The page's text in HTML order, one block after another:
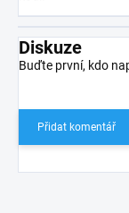
Diskuze
Buďte první, kdo
Přidat komentář